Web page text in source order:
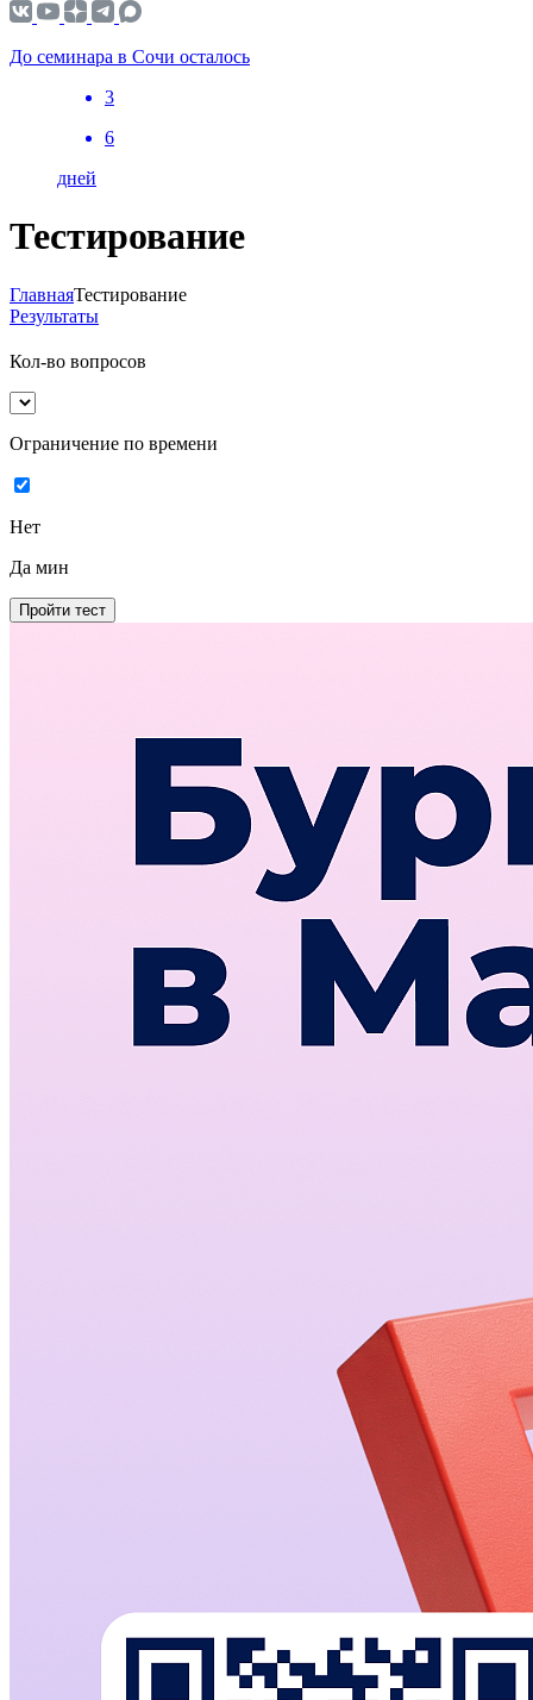
До семинара в Сочи осталось
3
6
дней
Тестирование
ГлавнаяТестирование
Результаты
Кол-во вопросов
Ограничение по времени
Нет
Да мин
Пройти тест